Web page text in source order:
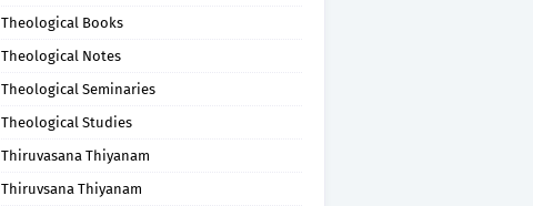
Theological Books
Theological Notes
Theological Seminaries
Theological Studies
Thiruvasana Thiyanam
Thiruvsana Thiyanam